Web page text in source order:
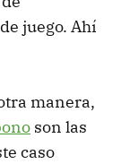
juego. Ahí
manera,
son las
caso